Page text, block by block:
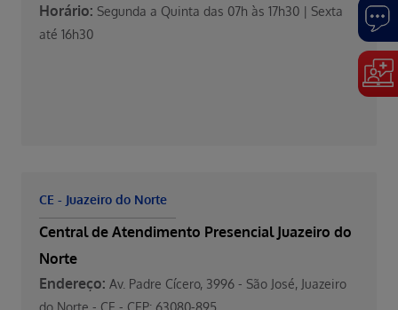
Horário: Segunda a Quinta das 07h às 17h30 | Sexta
até 16h30
CE - Juazeiro do Norte
Central de Atendimento Presencial Juazeiro do
Norte
Endereço: Av. Padre Cícero, 3996 - São José, Juazeiro
do Norte - CE - CEP: 63080-895